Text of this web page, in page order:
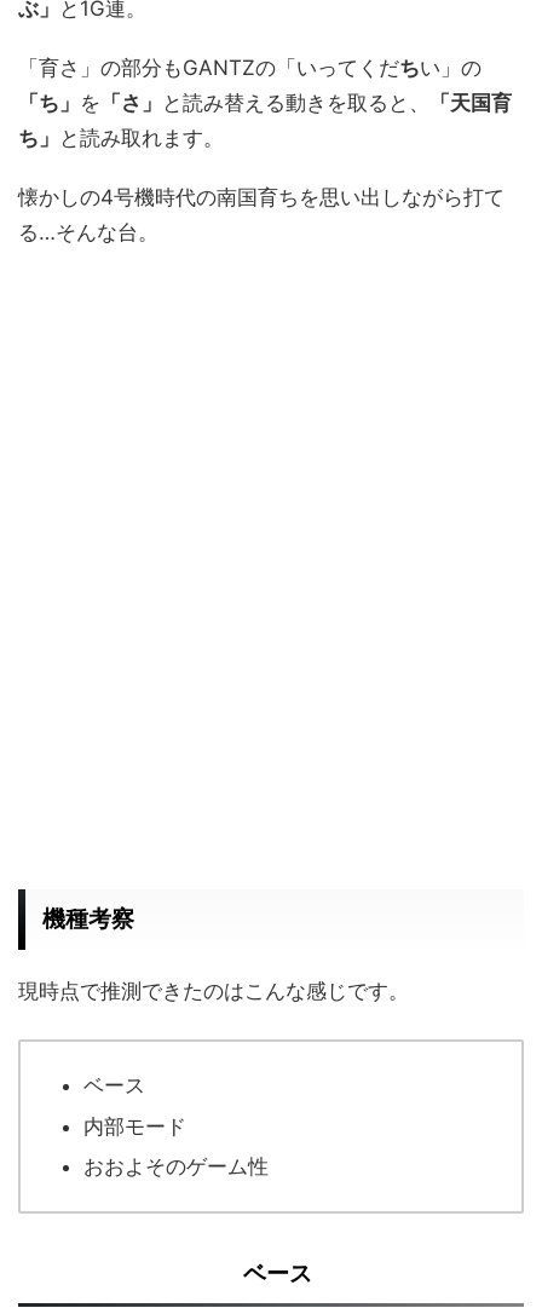
ぶ」 と1G連。
「育さ」の部分もGANTZの「いってくだちい」の
「ち」 を 「さ」 と読み替える動きを取ると、
「天国育
ち」 と読み取れます。
懐かしの4号機時代の南国育ちを思い出しながら打て
る…そんな台。
機種考察
現時点で推測できたのはこんな感じです。
ベース
内部モード
おおよそのゲーム性
ベース